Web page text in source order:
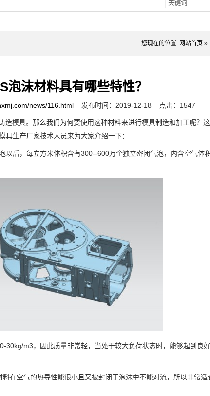
您现在的位置: 网站首页 »
泡沫材料具有哪些特性？
news/116.html 发布时间：2019-12-18 点击：1547
模具。那么我们为何要使用这种材料来进行模具制造和加工呢？
生产厂家技术人员来为大家介绍一下：
后，每立方米体积含有300--600万个独立密闭气泡，内含空气体
m3，因此质量非常轻，当处于较大负荷状态时，能够起到良
空气的热导性能很小且又被封闭于泡沫中不能对流，所以非常适